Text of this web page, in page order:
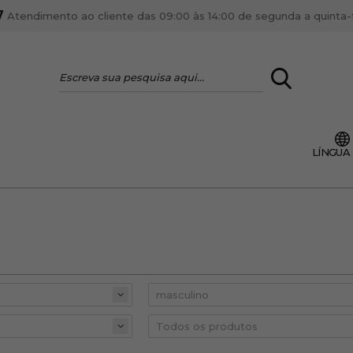
LOGIN
ficar por dentro
Atendimento ao cliente das 09:00 às 14:00 de segunda a
LÍNGUA